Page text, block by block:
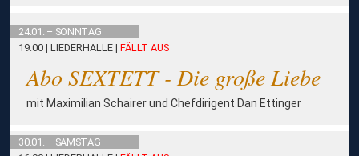
24.01. – SONNTAG
19:00 | LIEDERHALLE|FÄLLT AUS
Abo SEXTETT - Die große Liebe
mit Maximilian Schairer und Chefdirigent Dan Ettinger
30.01. – SAMSTAG